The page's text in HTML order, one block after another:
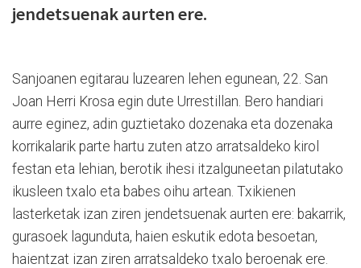
jendetsuenak aurten ere.
Sanjoanen egitarau luzearen lehen egunean, 22. San
Joan Herri Krosa egin dute Urrestillan. Bero handiari
aurre eginez, adin guztietako dozenaka eta dozenaka
korrikalarik parte hartu zuten atzo arratsaldeko kirol
festan eta lehian, berotik ihesi itzalguneetan pilatutako
ikusleen txalo eta babes oihu artean. Txikienen
lasterketak izan ziren jendetsuenak aurten ere: bakarrik,
gurasoek lagunduta, haien eskutik edota besoetan,
haientzat izan ziren arratsaldeko txalo beroenak ere.